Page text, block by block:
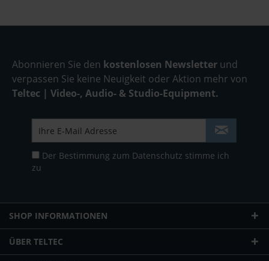
Abonnieren Sie den kostenlosen Newsletter und
verpassen Sie keine Neuigkeit oder Aktion mehr von
Teltec | Video-, Audio- & Studio-Equipment.
Der Bestimmung zum Datenschutz stimme ich
zu
SHOP INFORMATIONEN
ÜBER TELTEC